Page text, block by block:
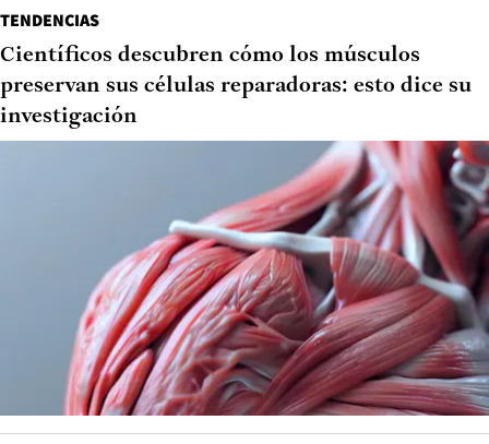
TENDENCIAS
Científicos descubren cómo los músculos
preservan sus células reparadoras: esto dice su
investigación